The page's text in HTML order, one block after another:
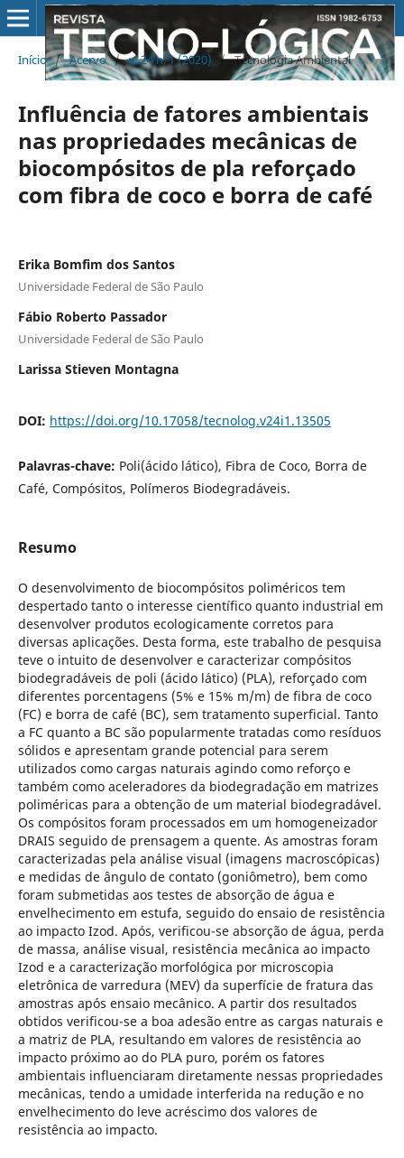
Início / Acervo / v. 24 n. 1 (2020) / Tecnologia Ambiental
Influência de fatores ambientais
nas propriedades mecânicas de
biocompósitos de pla reforçado
com fibra de coco e borra de café
Erika Bomfim dos Santos
Universidade Federal de São Paulo
Fábio Roberto Passador
Universidade Federal de São Paulo
Larissa Stieven Montagna
DOI: https://doi.org/10.17058/tecnolog.v24i1.13505
Palavras-chave: Poli(ácido lático), Fibra de Coco, Borra de
Café, Compósitos, Polímeros Biodegradáveis.
Resumo
O desenvolvimento de biocompósitos poliméricos tem
despertado tanto o interesse científico quanto industrial em
desenvolver produtos ecologicamente corretos para
diversas aplicações. Desta forma, este trabalho de pesquisa
teve o intuito de desenvolver e caracterizar compósitos
biodegradáveis de poli (ácido lático) (PLA), reforçado com
diferentes porcentagens (5% e 15% m/m) de fibra de coco
(FC) e borra de café (BC), sem tratamento superficial. Tanto
a FC quanto a BC são popularmente tratadas como resíduos
sólidos e apresentam grande potencial para serem
utilizados como cargas naturais agindo como reforço e
também como aceleradores da biodegradação em matrizes
poliméricas para a obtenção de um material biodegradável.
Os compósitos foram processados em um homogeneizador
DRAIS seguido de prensagem a quente. As amostras foram
caracterizadas pela análise visual (imagens macroscópicas)
e medidas de ângulo de contato (goniômetro), bem como
foram submetidas aos testes de absorção de água e
envelhecimento em estufa, seguido do ensaio de resistência
ao impacto Izod. Após, verificou-se absorção de água, perda
de massa, análise visual, resistência mecânica ao impacto
Izod e a caracterização morfológica por microscopia
eletrônica de varredura (MEV) da superfície de fratura das
amostras após ensaio mecânico. A partir dos resultados
obtidos verificou-se a boa adesão entre as cargas naturais e
a matriz de PLA, resultando em valores de resistência ao
impacto próximo ao do PLA puro, porém os fatores
ambientais influenciaram diretamente nessas propriedades
mecânicas, tendo a umidade interferida na redução e no
envelhecimento do leve acréscimo dos valores de
resistência ao impacto.